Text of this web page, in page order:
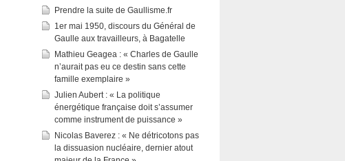
Prendre la suite de Gaullisme.fr
1er mai 1950, discours du Général de
Gaulle aux travailleurs, à Bagatelle
Mathieu Geagea : « Charles de Gaulle
n’aurait pas eu ce destin sans cette
famille exemplaire »
Julien Aubert : « La politique
énergétique française doit s’assumer
comme instrument de puissance »
Nicolas Baverez : « Ne détricotons pas
la dissuasion nucléaire, dernier atout